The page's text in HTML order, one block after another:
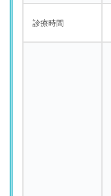
診療時間